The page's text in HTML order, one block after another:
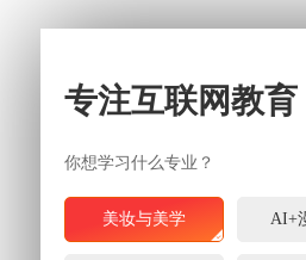
专注互联网教育
你想学习什么专业？
美妆与美学 AI+